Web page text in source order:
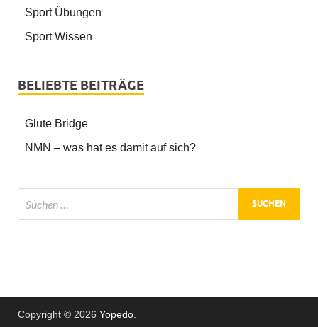
Sport Übungen
Sport Wissen
BELIEBTE BEITRÄGE
Glute Bridge
NMN – was hat es damit auf sich?
Copyright © 2026 Yopedo